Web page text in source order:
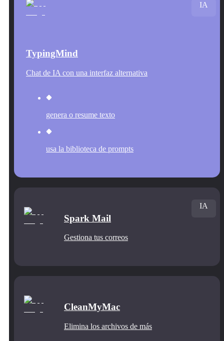
TypingMind
Chat de IA con una interfaz alternativa
genera o resume texto
usa la biblioteca de prompts
IA
Spark Mail
Gestiona tus correos
IA
CleanMyMac
Elimina los archivos de más